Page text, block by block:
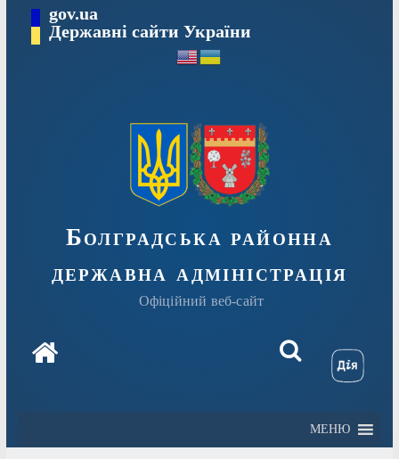
Перейтиgov.ua
Державні сайти України
Болградська районна
державна адміністрація
Офіційний веб-сайт
МЕНЮ